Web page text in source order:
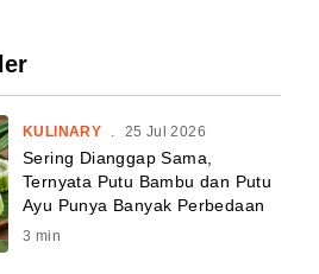
KULINARY . 25 Jul 2026
Sering Dianggap Sama,
Ternyata Putu Bambu dan Putu
Ayu Punya Banyak Perbedaan
3 min